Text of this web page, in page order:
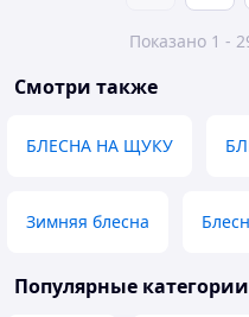
Показано 1 -
Смотри также
БЛЕСНА НА ЩУКУ
Зимняя блесна
Популярные категории